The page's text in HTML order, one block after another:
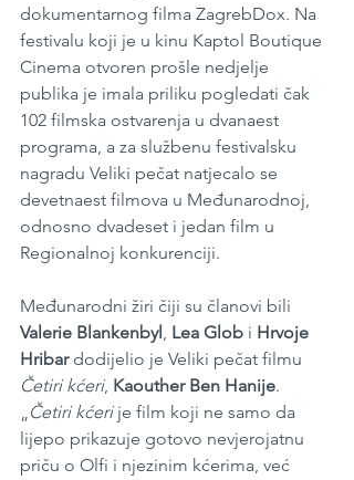
dokumentarnog filma ZagrebDox. Na
festivalu koji je u kinu Kaptol Boutique
Cinema otvoren prošle nedjelje
publika je imala priliku pogledati čak
102 filmska ostvarenja u dvanaest
programa, a za službenu festivalsku
nagradu Veliki pečat natjecalo se
devetnaest filmova u Međunarodnoj,
odnosno dvadeset i jedan film u
Regionalnoj konkurenciji.
Međunarodni žiri čiji su članovi bili
Valerie Blankenbyl , Lea Glob i Hrvoje
Hribar dodijelio je Veliki pečat filmu
Četiri kćeri, Kaouther Ben Hanije.
„Četiri kćeri je film koji ne samo da
lijepo prikazuje gotovo nevjerojatnu
priču o Olfi i njezinim kćerima, već